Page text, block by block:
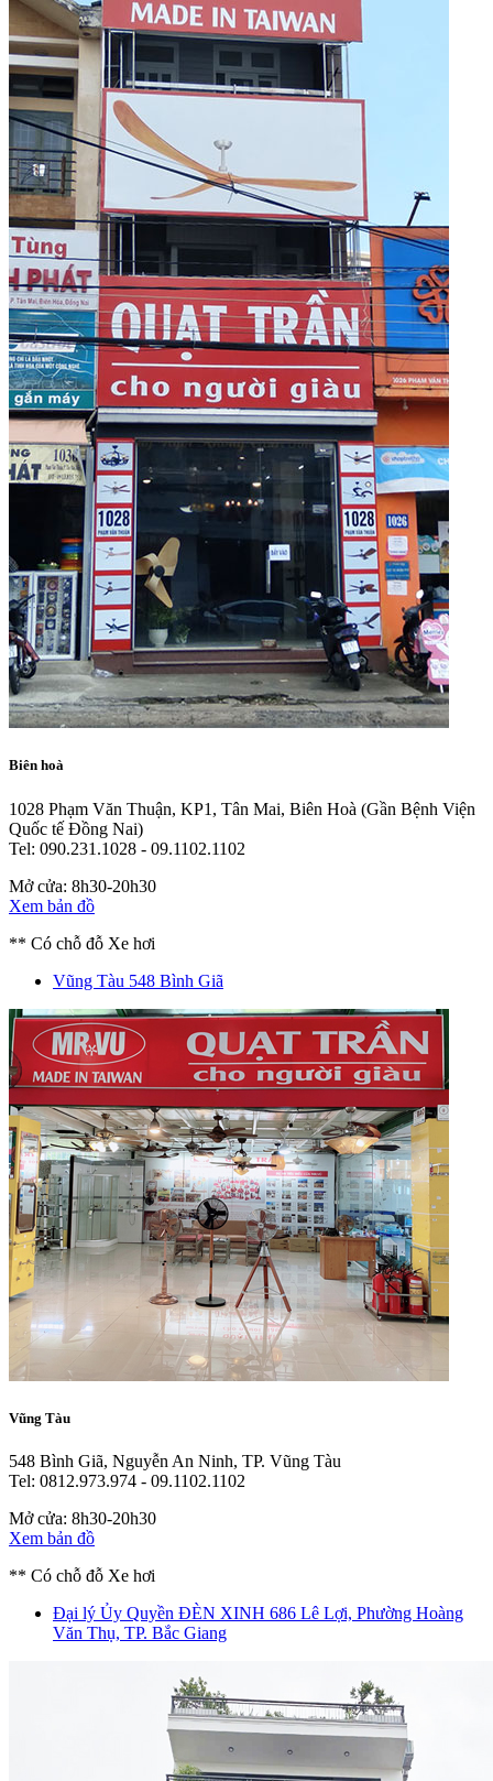
Biên hoà
1028 Phạm Văn Thuận, KP1, Tân Mai, Biên Hoà (Gần Bệnh Viện
Quốc tế Đồng Nai)
Tel: 090.231.1028 - 09.1102.1102
Mở cửa: 8h30-20h30
Xem bản đồ
** Có chỗ đỗ Xe hơi
Vũng Tàu 548 Bình Giã
Vũng Tàu
548 Bình Giã, Nguyễn An Ninh, TP. Vũng Tàu
Tel: 0812.973.974 - 09.1102.1102
Mở cửa: 8h30-20h30
Xem bản đồ
** Có chỗ đỗ Xe hơi
Đại lý Ủy Quyền ĐÈN XINH 686 Lê Lợi, Phường Hoàng
Văn Thụ, TP. Bắc Giang